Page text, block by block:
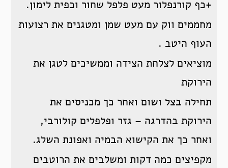
+כף קורנפלור מעט פלפל שחור וכפית לימון.
מחממים ווק עם מעט שמן ומטגנים את רצועות
העוף היטב .
מוציאים לצלחת הצידה וממשיכים לטגן את
הירוקת
תחילה בצל ושום ואחר כך מכניסים את
הירוקת בהדרגה – גזר ופלפלים קולורבי,
ואחר כך את הקישוא הבמיה ואפונת השלג.
מקפיצים כמה דקות ומשלבים את הרוטבים